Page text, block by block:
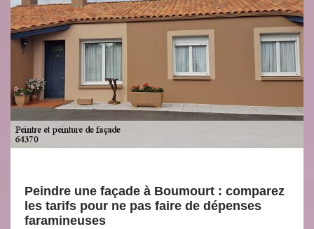
Peindre une façade à Boumourt : comparez
les tarifs pour ne pas faire de dépenses
faramineuses